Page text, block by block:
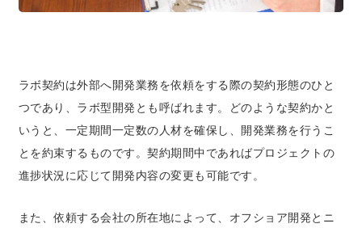
ラボ契約は外部へ開発業務を依頼をする際の契約形態のひと
つであり、ラボ型開発とも呼ばれます。どのような契約かと
いうと、一定期間一定数の人材を確保し、開発業務を行うこ
とを約束するものです。契約期間中であればプロジェクトの
進捗状況に応じて開発内容の変更も可能です。
また、依頼する会社の所在地によって、オフショア開発とニ